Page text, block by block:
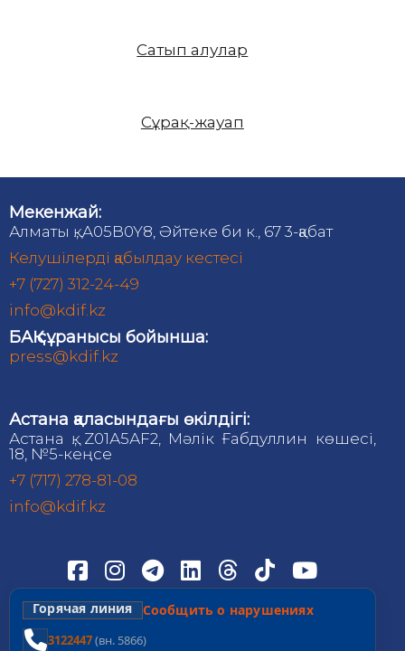
Сатып алулар
Сұрақ-жауап
Мекенжай:
Алматы қ., A05B0Y8, Әйтеке би к., 67 3-қабат
Келушілерді қабылдау кестесі
+7 (727) 312-24-49
info@kdif.kz
БАҚ сұранысы бойынша:
press@kdif.kz
Астана қаласындағы өкілдігі:
Астана қ., Z01А5АF2, Мәлік Ғабдуллин көшесі,
18, №5-кеңсе
+7 (717) 278-81-08
info@kdif.kz
Горячая линия Сообщить о нарушениях
3122447(вн. 5866)